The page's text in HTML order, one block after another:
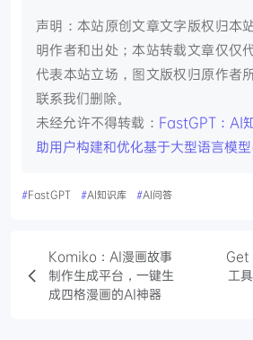
声明：本站原创文章文字版权归本
明作者和出处；本站转载文章仅仅
代表本站立场，图文版权归原作者
联系我们删除。
未经允许不得转载： FastGPT：AI
助用户构建和优化基于大型语言模
#FastGPT #AI知识库 #AI问答
Komiko：AI漫画故事
制作生成平台，一键生
成四格漫画的AI神器
Get
工